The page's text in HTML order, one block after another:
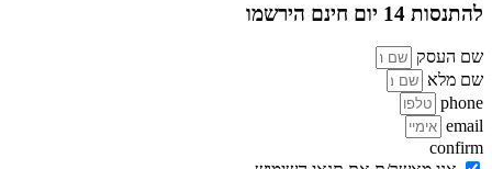
להתנסות 14 יום חינם הירשמו
שם העסק
שם מלא
phone
email
confirm